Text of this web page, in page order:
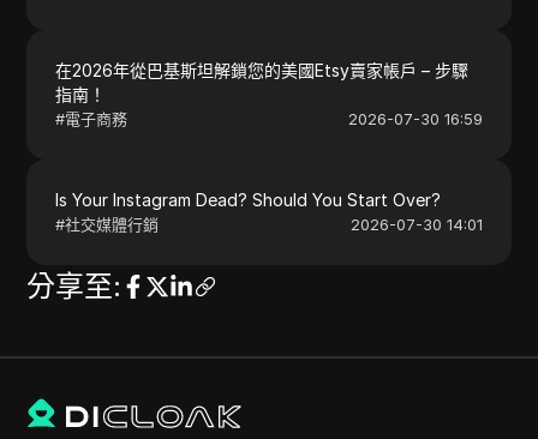
在2026年從巴基斯坦解鎖您的美國Etsy賣家帳戶 – 步驟
指南！
#電子商務 2026-07-30 16:59
Is Your Instagram Dead? Should You Start Over?
#社交媒體行銷 2026-07-30 14:01
分享至: